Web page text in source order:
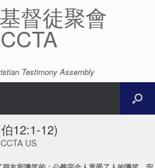
督徒聚會
Testimony Assembly
12:1-12)
US